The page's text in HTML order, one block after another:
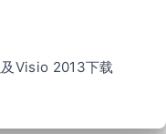
Visio 2013下载